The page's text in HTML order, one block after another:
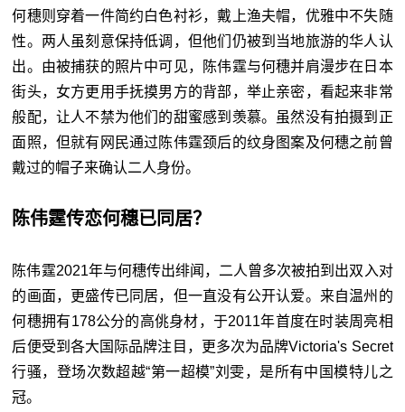
何穗则穿着一件简约白色衬衫，戴上渔夫帽，优雅中不失随
性。两人虽刻意保持低调，但他们仍被到当地旅游的华人认
出。由被捕获的照片中可见，陈伟霆与何穗并肩漫步在日本
街头，女方更用手抚摸男方的背部，举止亲密，看起来非常
般配，让人不禁为他们的甜蜜感到羡慕。虽然没有拍摄到正
面照，但就有网民通过陈伟霆颈后的纹身图案及何穗之前曾
戴过的帽子来确认二人身份。
陈伟霆传恋何穗已同居？
陈伟霆2021年与何穗传出绯闻，二人曾多次被拍到出双入对
的画面，更盛传已同居，但一直没有公开认爱。来自温州的
何穗拥有178公分的高佻身材，于2011年首度在时装周亮相
后便受到各大国际品牌注目，更多次为品牌Victoria's Secret
行骚，登场次数超越“第一超模”刘雯，是所有中国模特儿之
冠。